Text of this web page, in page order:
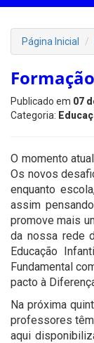
Página Inicial
Publicado em 07
Categoria:
O momento
Os novos
enquanto
assim
promove mais
da nossa rede
Educação
Fundamental
pacto à
Na próxima
professores têm
aqui